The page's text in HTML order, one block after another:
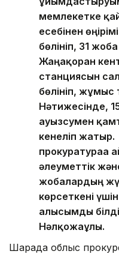
мемлекетке
есебінен
бөлініп, 31
Жаңақорған
станциясын
бөлініп,
Нәтижесінде,
ауызсумен
кенеліп
прокуратураға
әлеуметтік
жобалардың
көрсеткені
алғысымды
Нәлқожаұлы.
Шарада облыс